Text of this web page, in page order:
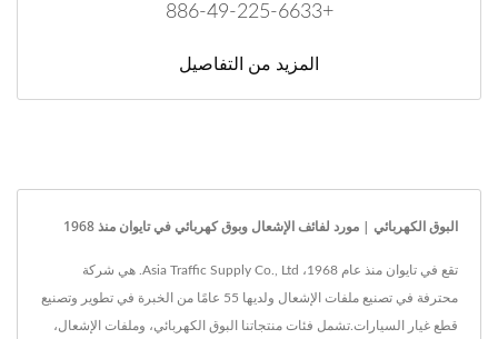
+886-49-225-6633
المزيد من التفاصيل
البوق الكهربائي | مورد لفائف الإشعال وبوق كهربائي في تايوان منذ 1968
تقع في تايوان منذ عام 1968، Asia Traffic Supply Co., Ltd. هي شركة
محترفة في تصنيع ملفات الإشعال ولديها 55 عامًا من الخبرة في تطوير وتصنيع
قطع غيار السيارات.تشمل فئات منتجاتنا البوق الكهربائي، وملفات الإشعال،